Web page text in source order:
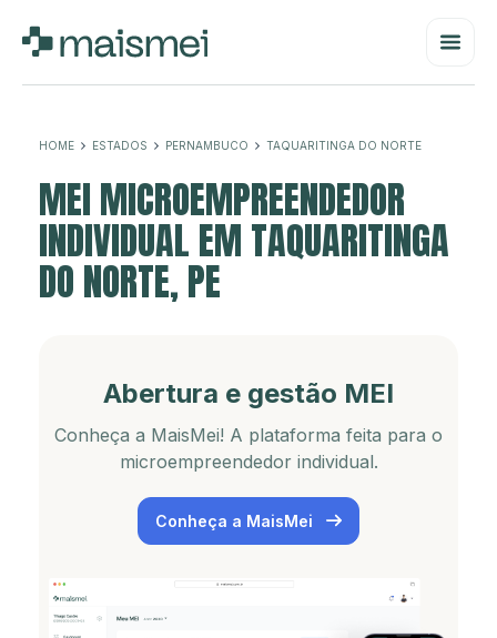
HOME ESTADOS PERNAMBUCO TAQUARITINGA DO NORTE
MEI MICROEMPREENDEDOR
INDIVIDUAL EM TAQUARITINGA
DO NORTE, PE
Abertura e gestão MEI
Conheça a MaisMei! A plataforma feita para o
microempreendedor individual.
Conheça a MaisMei